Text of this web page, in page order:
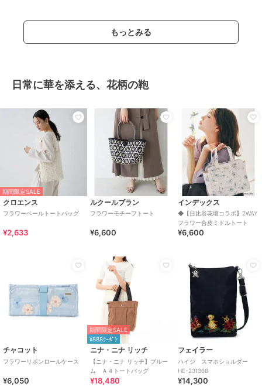
もっとみる
日常に華を添える、花柄の鞄
期間限定SALE
クロエンス
フラワーベールトートバッグ
¥2,633
ルクールブラン
フラワーモチーフトート
¥6,600
インデックス
◆【日比谷花壇コラボ】2WAY
フラワー合皮ミドルトート
¥6,600
チャコット
フラワーリボンロールケース
¥6,050
期間限定SALE
¥888ｸｰﾎﾟﾝ
ニナ・ニナ リッチ
【ニナ・ニナ リッチ】ブルー
ム Ａ４トートバッグ
¥18,480
フェイラー
ハイジ スマホショルダー
HE-231368
¥14,300